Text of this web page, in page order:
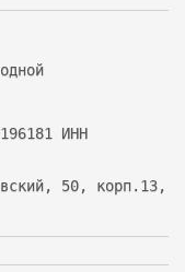
ИНН
50, корп.13,